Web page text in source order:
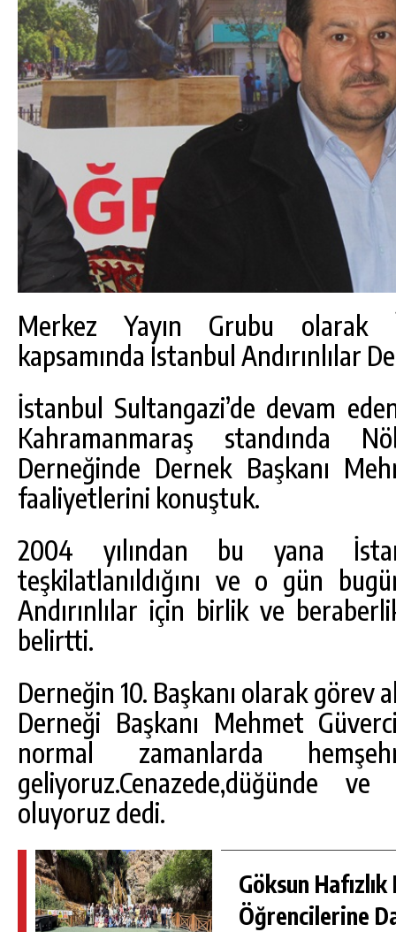
Merkez Yayın Grubu olarak
kapsamında İstanbul Andırınlılar
İstanbul Sultangazi’de devam
Kahramanmaraş standında
Derneğinde Dernek Başkanı
faaliyetlerini konuştuk.
2004 yılından bu yana
teşkilatlanıldığını ve o gün
Andırınlılar için birlik ve
belirtti.
Derneğin 10. Başkanı olarak görev
Derneği Başkanı Mehmet
normal zamanlarda
geliyoruz.Cenazede,düğünde
oluyoruz dedi.
Göksun Hafızlık
Öğrencilerine
GÖKSUN HAFIZLIK KIZ KUR’AN KURSU
ÖĞRENCILERINE DARENDE GEZISI.